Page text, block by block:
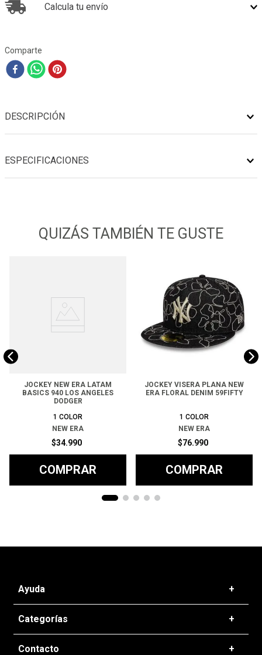
Calcula tu envío
Comparte
DESCRIPCIÓN
ESPECIFICACIONES
QUIZÁS TAMBIÉN TE GUSTE
JOCKEY NEW ERA LATAM
BASICS 940 LOS ANGELES
DODGER
1 COLOR
NEW ERA
$34.990
COMPRAR
JOCKEY VISERA PLANA NEW
ERA FLORAL DENIM 59FIFTY
1 COLOR
NEW ERA
$76.990
COMPRAR
Ayuda +
Preguntas frecuentes
T&C - Políticas de Envío
Politicas de Devolución
Categorías +
Zapatillas
Contacto +